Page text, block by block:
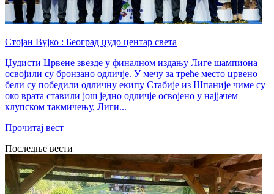
Стојан Вујко : Београд џудо центар света
Џудисти Црвене звезде у финалном издању Лиге шампиона
освојили су бронзано одличје. У мечу за треће место црвено
бели су победили одличну екипу Стабије из Шпаније чиме су
око врата ставили још једно одличје освојено у најјачем
клупском такмичењу, Лиги...
Прочитај вест
Последње вести